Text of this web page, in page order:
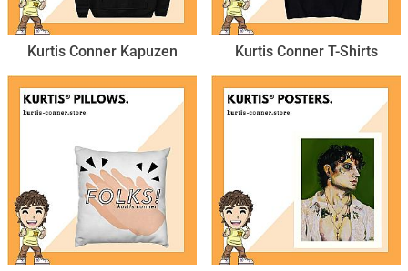
Kurtis Conner Kapuzen Kurtis Conner T-Shirts